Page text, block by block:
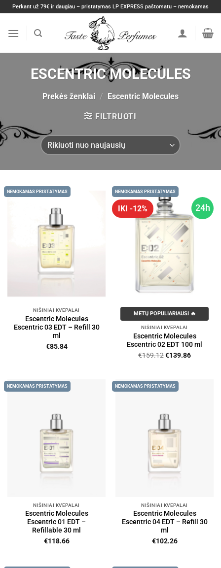
Skip
content
Perkant už 79€ ir daugiau – pristatymas LP EXPRESS paštomatu – nemokamas
ESCENTRIC MOLECULES
Prekės ženklai / Escentric Molecules
FILTRUOTI
NEMOKAMAS PRISTATYMAS
NIŠINIAI KVEPALAI
Escentric Molecules
Escentric 03 EDT – Refill 30
ml
€85.84
24h
IKI -12%
NEMOKAMAS PRISTATYMAS
METŲ POPULIARIAUSI 🔥
NIŠINIAI KVEPALAI
Escentric Molecules
Escentric 02 EDT 100 ml
€159.12Original
€159.12.
€139.86Current
NEMOKAMAS PRISTATYMAS
NIŠINIAI KVEPALAI
Escentric Molecules
Escentric 01 EDT –
Refillable 30 ml
€118.66
NEMOKAMAS PRISTATYMAS
NIŠINIAI KVEPALAI
Escentric Molecules
Escentric 04 EDT – Refill 30
ml
€102.26